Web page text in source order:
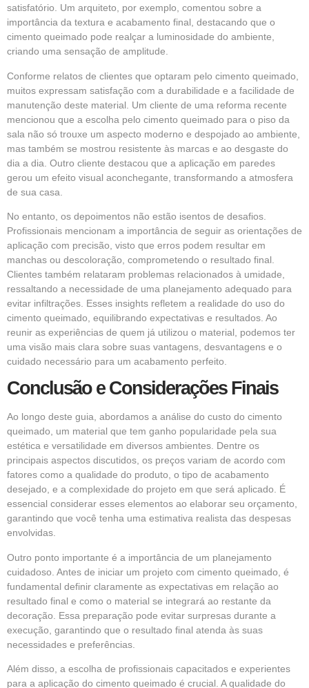
satisfatório. Um arquiteto, por exemplo, comentou sobre a
importância da textura e acabamento final, destacando que o
cimento queimado pode realçar a luminosidade do ambiente,
criando uma sensação de amplitude.
Conforme relatos de clientes que optaram pelo cimento queimado,
muitos expressam satisfação com a durabilidade e a facilidade de
manutenção deste material. Um cliente de uma reforma recente
mencionou que a escolha pelo cimento queimado para o piso da
sala não só trouxe um aspecto moderno e despojado ao ambiente,
mas também se mostrou resistente às marcas e ao desgaste do
dia a dia. Outro cliente destacou que a aplicação em paredes
gerou um efeito visual aconchegante, transformando a atmosfera
de sua casa.
No entanto, os depoimentos não estão isentos de desafios.
Profissionais mencionam a importância de seguir as orientações de
aplicação com precisão, visto que erros podem resultar em
manchas ou descoloração, comprometendo o resultado final.
Clientes também relataram problemas relacionados à umidade,
ressaltando a necessidade de uma planejamento adequado para
evitar infiltrações. Esses insights refletem a realidade do uso do
cimento queimado, equilibrando expectativas e resultados. Ao
reunir as experiências de quem já utilizou o material, podemos ter
uma visão mais clara sobre suas vantagens, desvantagens e o
cuidado necessário para um acabamento perfeito.
Conclusão e Considerações Finais
Ao longo deste guia, abordamos a análise do custo do cimento
queimado, um material que tem ganho popularidade pela sua
estética e versatilidade em diversos ambientes. Dentre os
principais aspectos discutidos, os preços variam de acordo com
fatores como a qualidade do produto, o tipo de acabamento
desejado, e a complexidade do projeto em que será aplicado. É
essencial considerar esses elementos ao elaborar seu orçamento,
garantindo que você tenha uma estimativa realista das despesas
envolvidas.
Outro ponto importante é a importância de um planejamento
cuidadoso. Antes de iniciar um projeto com cimento queimado, é
fundamental definir claramente as expectativas em relação ao
resultado final e como o material se integrará ao restante da
decoração. Essa preparação pode evitar surpresas durante a
execução, garantindo que o resultado final atenda às suas
necessidades e preferências.
Além disso, a escolha de profissionais capacitados e experientes
para a aplicação do cimento queimado é crucial. A qualidade do